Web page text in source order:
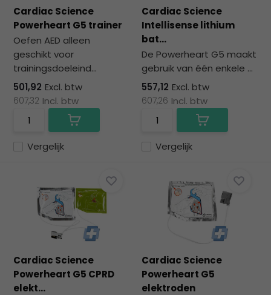
Cardiac Science
Powerheart G5 trainer
Oefen AED alleen
geschikt voor
trainingsdoeleind...
Vergelijk
501,92 Excl. btw
607,32 Incl. btw
Cardiac Science
Intellisense lithium
bat...
De Powerheart G5 maakt
gebruik van één enkele ...
Vergelijk
557,12 Excl. btw
607,26 Incl. btw
Cardiac Science
Powerheart G5 CPRD
elekt...
Cardiac Science
Powerheart G5
elektroden